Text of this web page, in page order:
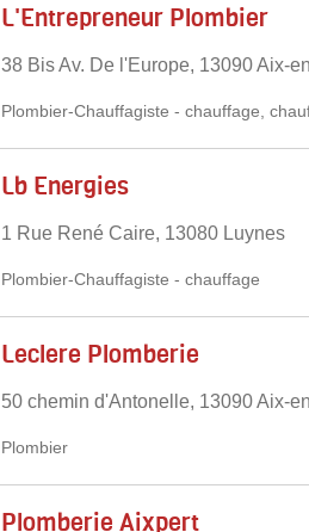
L'Entrepreneur Plombier
38 Bis Av. De l'Europe, 13090 Aix-
Plombier-Chauffagiste - chauffage
Lb Energies
1 Rue René Caire, 13080 Luynes
Plombier-Chauffagiste - chauffage
Leclere Plomberie
50 chemin d'Antonelle, 13090 Aix-
Plombier
Plomberie Aixpert